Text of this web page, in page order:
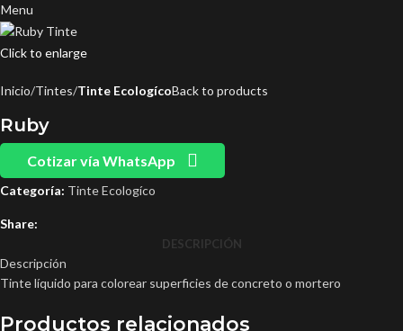
Menu
Click to enlarge
Inicio Tintes Tinte EcologícoBack to products
Ruby
Cotizar vía WhatsApp
Categoría: Tinte Ecologíco
Share:
DESCRIPCIÓN
Descripción
Tinte líquido para colorear superficies de concreto o mortero
Productos relacionados